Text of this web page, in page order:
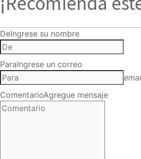
DeIngrese su nombre
ParaIngrese un correo
ComentarioAgregue mensaje